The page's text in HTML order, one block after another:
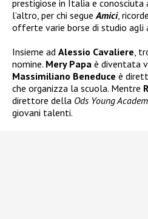
prestigiose in Italia e
l’altro, per chi segue Amici,
offerte varie borse di studio agli
Insieme ad Alessio Cavaliere ,
nomine. Mery Papa è diventata
Massimiliano Beneduce è
che organizza la scuola. Mentre
direttore della Ods Young
giovani talenti.